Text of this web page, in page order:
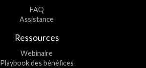
FAQ
Assistance
Ressources
Webinaire
Playbook des bénéfices